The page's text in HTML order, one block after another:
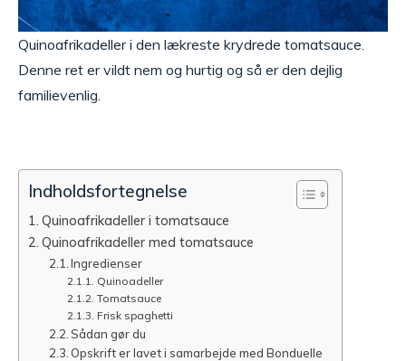
Quinoafrikadeller i den lækreste krydrede tomatsauce.
Denne ret er vildt nem og hurtig og så er den dejlig
familievenlig.
Indholdsfortegnelse
Quinoafrikadeller i tomatsauce
Quinoafrikadeller med tomatsauce
Ingredienser
Quinoadeller
Tomatsauce
Frisk spaghetti
Sådan gør du
Opskrift er lavet i samarbejde med Bonduelle